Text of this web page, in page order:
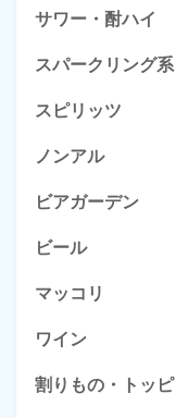
サワー・酎ハイ
スパークリング系
スピリッツ
ノンアル
ビアガーデン
ビール
マッコリ
ワイン
割りもの・トッ